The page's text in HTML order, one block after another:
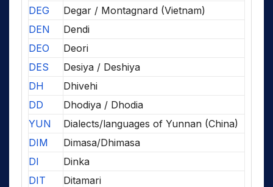
DEG
Degar / Montagnard (Vietnam)
DEN
Dendi
DEO
Deori
DES
Desiya / Deshiya
DH
Dhivehi
DD
Dhodiya / Dhodia
YUN
Dialects/languages of Yunnan (China)
DIM
Dimasa/Dhimasa
DI
Dinka
DIT
Ditamari